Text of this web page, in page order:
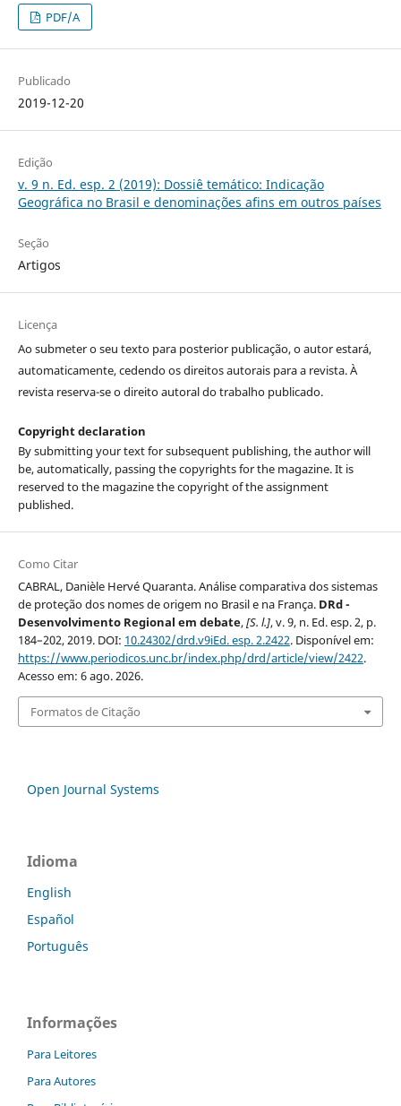
PDF/A
Publicado
2019-12-20
Edição
v. 9 n. Ed. esp. 2 (2019): Dossiê temático: Indicação
Geográfica no Brasil e denominações afins em outros paí­ses
Seção
Artigos
Licença
Ao submeter o seu texto para posterior publicação, o autor estará,
automaticamente, cedendo os direitos autorais para a revista. À
revista reserva-se o direito autoral do trabalho publicado.
Copyright declaration
By submitting your text for subsequent publishing, the author will
be, automatically, passing the copyrights for the magazine. It is
reserved to the magazine the copyright of the assignment
published.
Como Citar
CABRAL, Danièle Hervé Quaranta. Análise comparativa dos sistemas
de proteção dos nomes de origem no Brasil e na França. DRd -
Desenvolvimento Regional em debate,[S. l.], v. 9, n. Ed. esp. 2, p.
184–202, 2019. DOI: 10.24302/drd.v9iEd. esp. 2.2422. Disponível em:
https://www.periodicos.unc.br/index.php/drd/article/view/2422.
Acesso em: 6 ago. 2026.
Formatos de Citação
Open Journal Systems
Idioma
English
Español
Português
Informações
Para Leitores
Para Autores